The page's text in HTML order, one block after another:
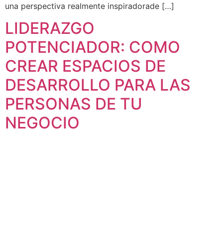
una perspectiva realmente inspiradorade […]
LIDERAZGO
POTENCIADOR: COMO
CREAR ESPACIOS DE
DESARROLLO PARA LAS
PERSONAS DE TU
NEGOCIO